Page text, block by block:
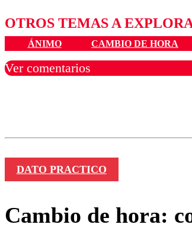
OTROS TEMAS A
ÁNIMO CAMBIO DE HORA
Ver comentarios
DATO PRACTICO
Cambio de hora: